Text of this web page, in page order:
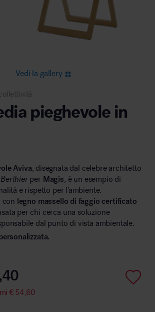
Vedi la gallery
pieghevole in
Aviva, disegnata dal celebre architetto
per Magis, è un esempio di
e rispetto per l’ambiente.
con legno massello di faggio certificato
per chi cerca una soluzione
dal punto di vista ambientale.
€54,60